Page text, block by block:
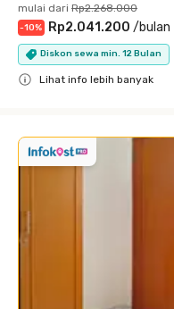
mulai dari Rp2.268.000
-10% Rp2.041.200 /bulan
Diskon sewa min. 12 Bulan
Lihat info lebih banyak